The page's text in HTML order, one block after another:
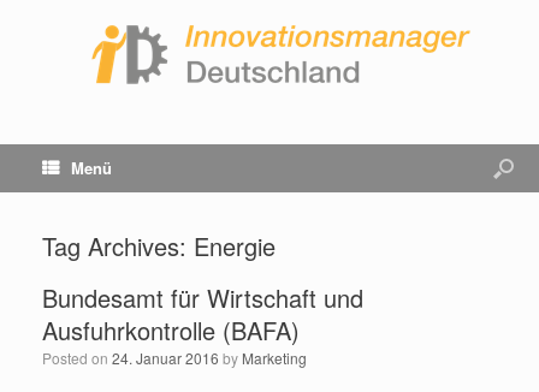
Menü
Tag Archives: Energie
Bundesamt für Wirtschaft und
Ausfuhrkontrolle (BAFA)
Posted on 24. Januar 2016 by Marketing